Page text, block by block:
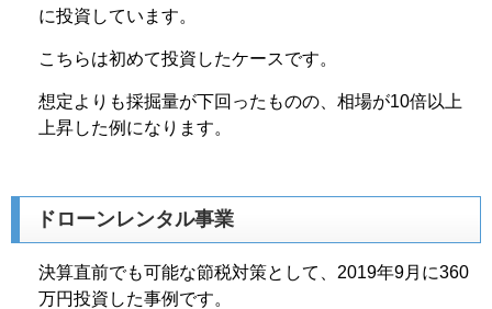
に投資しています。
こちらは初めて投資したケースです。
想定よりも採掘量が下回ったものの、相場が10倍以上
上昇した例になります。
ドローンレンタル事業
決算直前でも可能な節税対策として、2019年9月に360
万円投資した事例です。